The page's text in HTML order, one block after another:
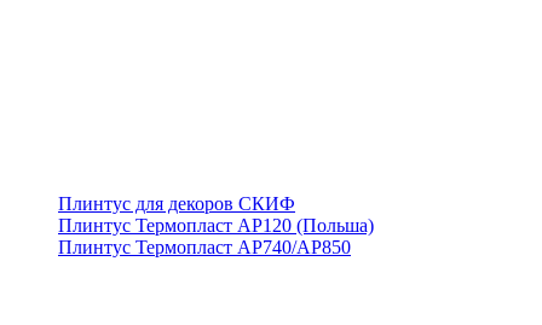
Плинтус для декоров СКИФ
Плинтус Термопласт АР120 (Польша)
Плинтус Термопласт АР740/АР850